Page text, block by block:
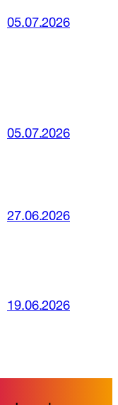
05.07.2026
05.07.2026
27.06.2026
19.06.2026